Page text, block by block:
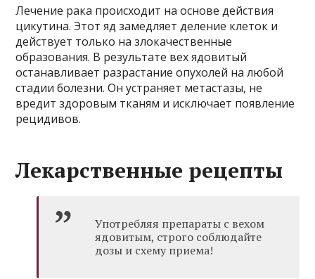
Лечение рака происходит на основе действия
цикутина. Этот яд замедляет деление клеток и
действует только на злокачественные
образования. В результате вех ядовитый
останавливает разрастание опухолей на любой
стадии болезни. Он устраняет метастазы, не
вредит здоровым тканям и исключает появление
рецидивов.
Лекарственные рецепты
Употребляя препараты с вехом
ядовитым, строго соблюдайте
дозы и схему приема!